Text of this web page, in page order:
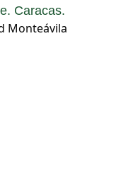
Caracas.
Monteávila